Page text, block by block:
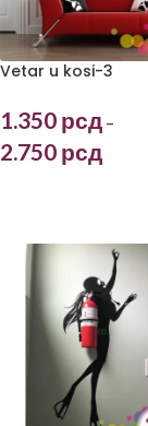
Vetar u kosi-3
1.350 рсд –
2.750 рсд